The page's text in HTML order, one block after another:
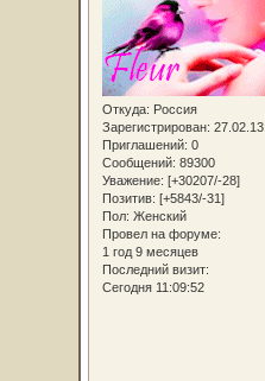
Откуда: Россия
Зарегистрирован: 27.02.13
Приглашений: 0
Сообщений: 89300
Уважение: [+30207/-28]
Позитив: [+5843/-31]
Пол: Женский
Провел на форуме:
1 год 9 месяцев
Последний визит:
Сегодня 11:09:52